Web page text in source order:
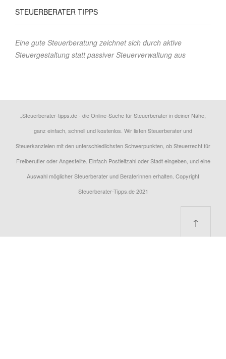
STEUERBERATER TIPPS
Eine gute Steuerberatung zeichnet sich durch aktive
Steuergestaltung statt passiver Steuerverwaltung aus
„Steuerberater-tipps.de - die Online-Suche für Steuerberater in deiner Nähe,
ganz einfach, schnell und kostenlos. Wir listen Steuerberater und
Steuerkanzleien mit den unterschiedlichsten Schwerpunkten, ob Steuerrecht für
Freiberufler oder Angestellte. Einfach Postleitzahl oder Stadt eingeben, und eine
Auswahl möglicher Steuerberater und Beraterinnen erhalten. Copyright
Steuerberater-Tipps.de 2021
↑